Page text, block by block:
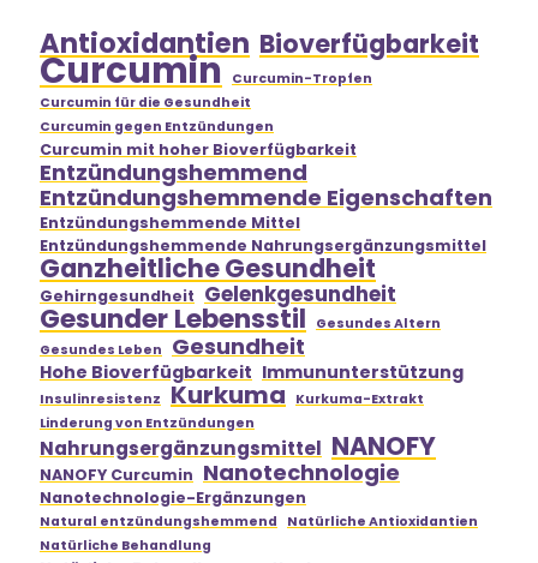
Antioxidantien Bioverfügbarkeit
Curcumin Curcumin-Tropfen
Curcumin für die Gesundheit
Curcumin gegen Entzündungen
Curcumin mit hoher Bioverfügbarkeit
Entzündungshemmend
Entzündungshemmende Eigenschaften
Entzündungshemmende Mittel
Entzündungshemmende Nahrungsergänzungsmittel
Ganzheitliche Gesundheit
Gehirngesundheit Gelenkgesundheit
Gesunder Lebensstil
Gesundes Altern
Gesundes Leben
Gesundheit
Hohe Bioverfügbarkeit Immununterstützung
Insulinresistenz Kurkuma
Kurkuma-Extrakt
Linderung von Entzündungen
Nahrungsergänzungsmittel NANOFY
NANOFY Curcumin Nanotechnologie
Nanotechnologie-Ergänzungen
Natural entzündungshemmend
Natürliche Antioxidantien
Natürliche Behandlung